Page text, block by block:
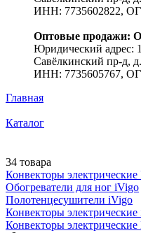
ИНН: 7735602822,
Оптовые
Юридический адрес:
Савёлкинский пр-д,
ИНН: 7735605767,
Главная
Каталог
34 товара
Конвекторы
Обогреватели для ног iVigo
Полотенцесушители iVigo
Конвекторы
Конвекторы